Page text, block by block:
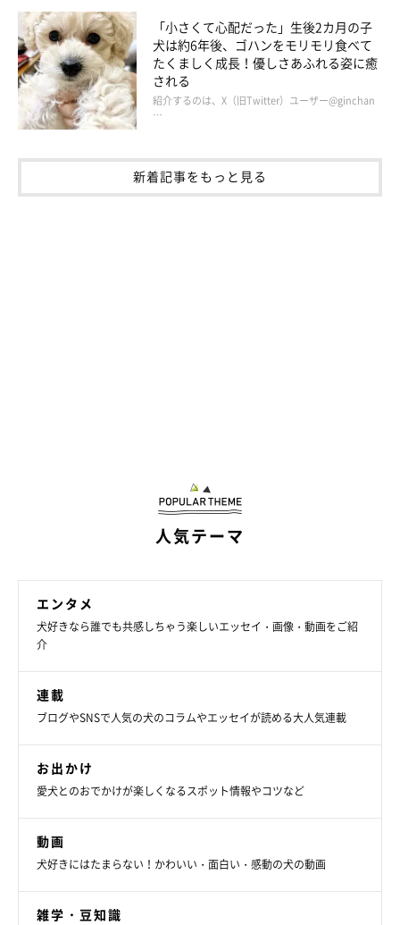
「小さくて心配だった」生後2カ月の子
犬は約6年後、ゴハンをモリモリ食べて
たくましく成長！優しさあふれる姿に癒
される
紹介するのは、X（旧Twitter）ユーザー@ginchan
…
新着記事をもっと見る
人気テーマ
エンタメ
犬好きなら誰でも共感しちゃう楽しいエッセイ・画像・動画をご紹
介
連載
ブログやSNSで人気の犬のコラムやエッセイが読める大人気連載
お出かけ
愛犬とのおでかけが楽しくなるスポット情報やコツなど
動画
犬好きにはたまらない！かわいい・面白い・感動の犬の動画
雑学・豆知識